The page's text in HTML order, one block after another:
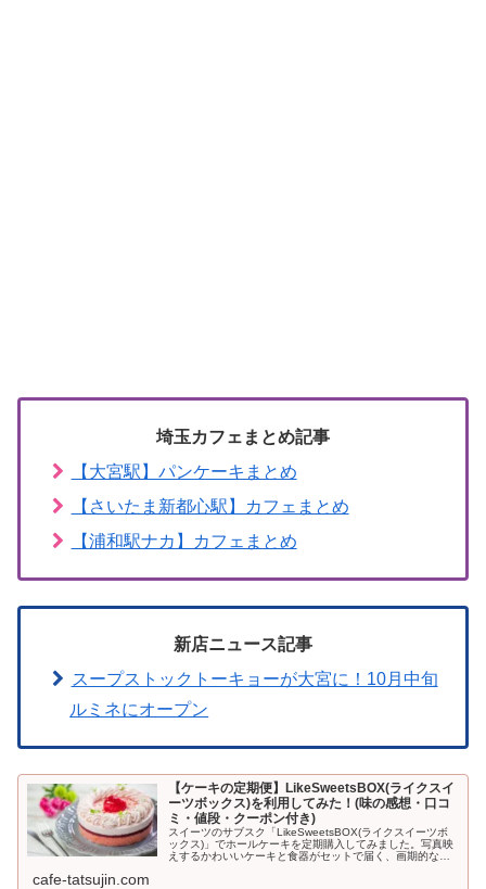
埼玉カフェまとめ記事
【大宮駅】パンケーキまとめ
【さいたま新都心駅】カフェまとめ
【浦和駅ナカ】カフェまとめ
新店ニュース記事
スープストックトーキョーが大宮に！10月中旬
ルミネにオープン
【ケーキの定期便】LikeSweetsBOX(ライクスイ
ーツボックス)を利用してみた！(味の感想・口コ
ミ・値段・クーポン付き)
スイーツのサブスク「LikeSweetsBOX(ライクスイーツボ
ックス)」でホールケーキを定期購入してみました。写真映
えするかわいいケーキと食器がセットで届く、画期的なサ
cafe-tatsujin.com